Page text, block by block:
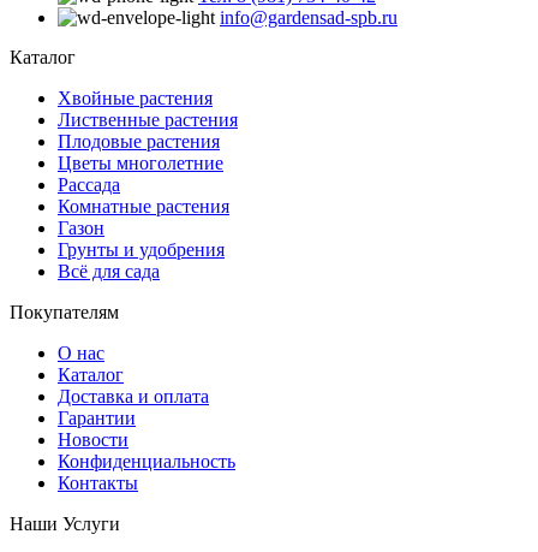
info@gardensad-spb.ru
Каталог
Хвойные растения
Лиственные растения
Плодовые растения
Цветы многолетние
Рассада
Комнатные растения
Газон
Грунты и удобрения
Всё для сада
Покупателям
О нас
Каталог
Доставка и оплата
Гарантии
Новости
Конфиденциальность
Контакты
Наши Услуги